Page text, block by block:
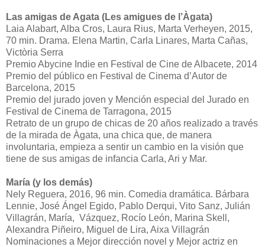
Las amigas de Agata (Les amigues de l’Àgata)
Laia Alabart, Alba Cros, Laura Rius, Marta Verheyen, 2015,
70 min. Drama. Elena Martin, Carla Linares, Marta Cañas,
Victòria Serra
Premio Abycine Indie en Festival de Cine de Albacete, 2014
Premio del público en Festival de Cinema d’Autor de
Barcelona, 2015
Premio del jurado joven y Mención especial del Jurado en
Festival de Cinema de Tarragona, 2015
Retrato de un grupo de chicas de 20 años realizado a través
de la mirada de Àgata, una chica que, de manera
involuntaria, empieza a sentir un cambio en la visión que
tiene de sus amigas de infancia Carla, Ari y Mar.
María (y los demás)
Nely Reguera, 2016, 96 min. Comedia dramática. Bárbara
Lennie, José Ángel Egido, Pablo Derqui, Vito Sanz, Julián
Villagrán, María, Vázquez, Rocío León, Marina Skell,
Alexandra Piñeiro, Miguel de Lira, Aixa Villagrán
Nominaciones a Mejor dirección novel y Mejor actriz en